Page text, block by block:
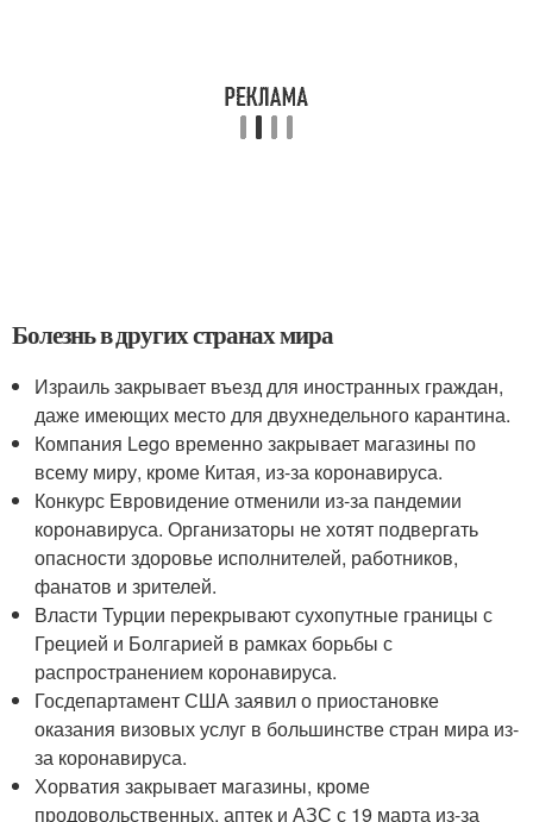
Болезнь в других странах мира
Израиль закрывает въезд для иностранных граждан,
даже имеющих место для двухнедельного карантина.
Компания Lego временно закрывает магазины по
всему миру, кроме Китая, из-за коронавируса.
Конкурс Евровидение отменили из-за пандемии
коронавируса. Организаторы не хотят подвергать
опасности здоровье исполнителей, работников,
фанатов и зрителей.
Власти Турции перекрывают сухопутные границы с
Грецией и Болгарией в рамках борьбы с
распространением коронавируса.
Госдепартамент США заявил о приостановке
оказания визовых услуг в большинстве стран мира из-
за коронавируса.
Хорватия закрывает магазины, кроме
продовольственных, аптек и АЗС с 19 марта из-за